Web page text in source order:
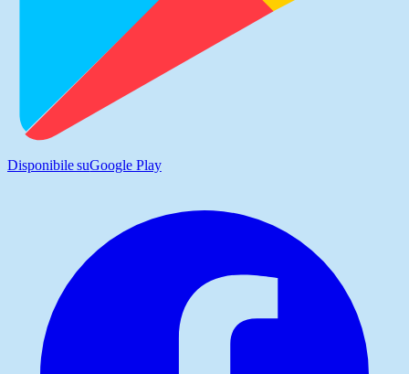
Disponibile suGoogle Play